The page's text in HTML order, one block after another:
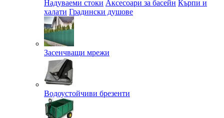
Надуваеми стоки Аксесоари за басейн Кърпи и
халати Градински душове
Засенчващи мрежи
Водоустойчиви брезенти